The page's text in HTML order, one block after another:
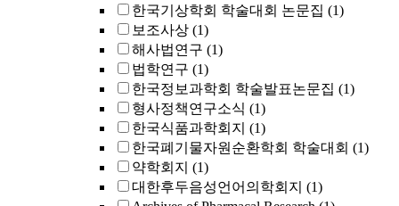
한국기상학회 학술대회 논문집 (1)
보조사상 (1)
해사법연구 (1)
법학연구 (1)
한국정보과학회 학술발표논문집 (1)
형사정책연구소식 (1)
한국식품과학회지 (1)
한국폐기물자원순환학회 학술대회 (1)
약학회지 (1)
대한후두음성언어의학회지 (1)